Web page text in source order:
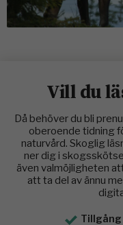
Vill du
Då behöver du bli
oberoende tidning
naturvård. Skoglig
ner dig i
även valmöjligheten
att ta del av ännu